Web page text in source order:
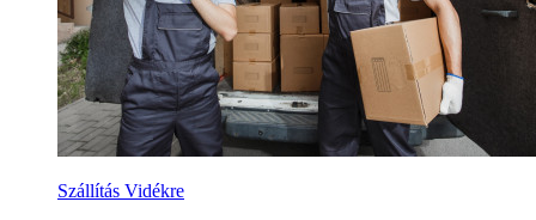
Szállítás Vidékre